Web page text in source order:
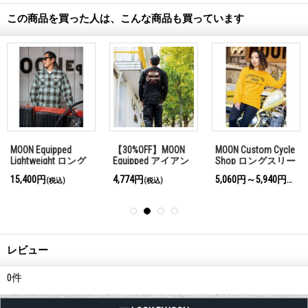
この商品を買った人は、こんな商品も買っています
MOON Equipped
Lightweight ロング
15,400円 (税込)
【30%OFF】MOON
Equipped アイアン
グスリーブ Tシャ
4,774円 (税込)
MOON Custom Cycle
Shop ロングスリー
5,060円～5,940円
(税込)
レビュー
0件